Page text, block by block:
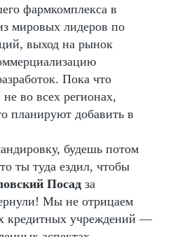
фармкомплекса в
мировых лидеров по
выход на рынок
Пока что
во всех регионах,
планируют добавить в
будешь потом
ты туда ездил, чтобы
Посад за
Мы не отрицаем
кредитных учреждений —